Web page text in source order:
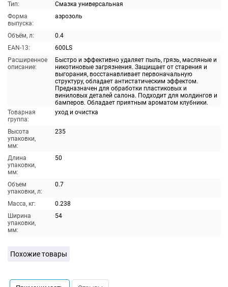
Тип:
Смазка универсальная
Форма
выпуска:
аэрозоль
Объём, л:
0.4
EAN-13:
600LS
Расширенное
описание:
Быстро и эффективно удаляет пыль, грязь, масляные и
никотиновые загрязнения. Защищает от старения и
выгорания, восстанавливает первоначальную
структуру, обладает антистатическим эффектом.
Предназначен для обработки пластиковых и
виниловых деталей салона. Подходит для молдингов и
бамперов. Обладает приятным ароматом клубники.
Товарная
группа:
уход и очистка
Высота
упаковки,
мм:
235
Длина
упаковки,
мм:
50
Объем
упаковки, л:
0.7
Масса, кг:
0.238
Ширина
упаковки,
мм:
54
Похожие товары